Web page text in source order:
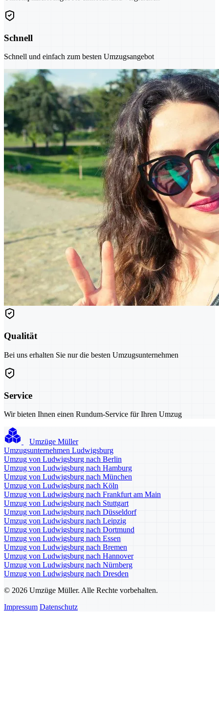
Schnell
Schnell und einfach zum besten Umzugsangebot
Qualität
Bei uns erhalten Sie nur die besten Umzugsunternehmen
Service
Wir bieten Ihnen einen Rundum-Service für Ihren Umzug
Umzüge Müller
Umzugsunternehmen Ludwigsburg
Umzug von Ludwigsburg nach Berlin
Umzug von Ludwigsburg nach Hamburg
Umzug von Ludwigsburg nach München
Umzug von Ludwigsburg nach Köln
Umzug von Ludwigsburg nach Frankfurt am Main
Umzug von Ludwigsburg nach Stuttgart
Umzug von Ludwigsburg nach Düsseldorf
Umzug von Ludwigsburg nach Leipzig
Umzug von Ludwigsburg nach Dortmund
Umzug von Ludwigsburg nach Essen
Umzug von Ludwigsburg nach Bremen
Umzug von Ludwigsburg nach Hannover
Umzug von Ludwigsburg nach Nürnberg
Umzug von Ludwigsburg nach Dresden
© 2026 Umzüge Müller. Alle Rechte vorbehalten.
Impressum Datenschutz